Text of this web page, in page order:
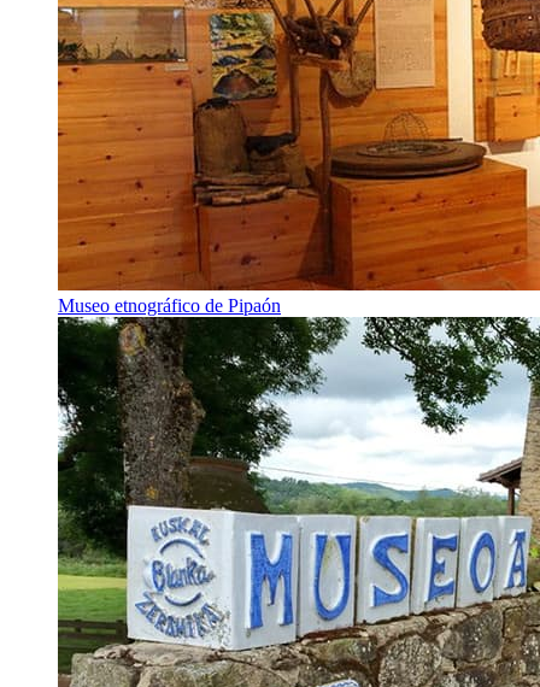
Museo etnográfico de Pipaón